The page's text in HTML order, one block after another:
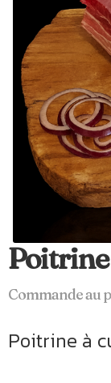
Commande au
Poitrine à